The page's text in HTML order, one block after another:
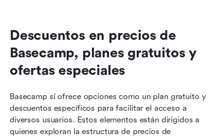
Descuentos en precios de
Basecamp, planes gratuitos y
ofertas especiales
Basecamp sí ofrece opciones como un plan gratuito y
descuentos específicos para facilitar el acceso a
diversos usuarios. Estos elementos están dirigidos a
quienes exploran la estructura de precios de